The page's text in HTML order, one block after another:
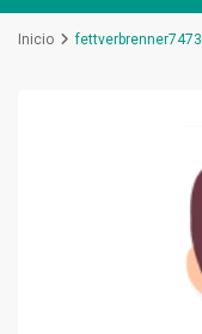
Inicio fettverbrenner7473